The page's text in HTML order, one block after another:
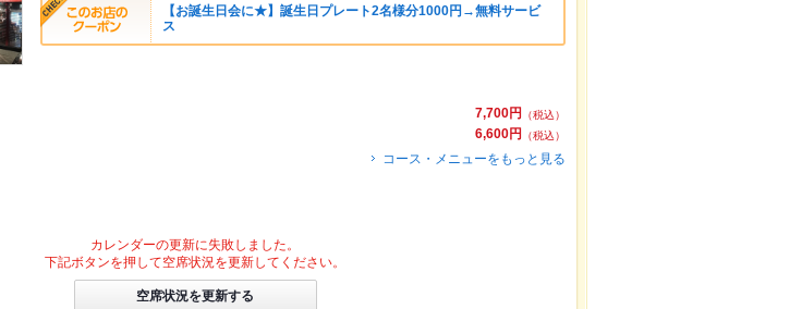
【お誕生日会に★】誕生日プレート2名様分1000円→無料サービ
ス
7,700円
（税込）
6,600円
（税込）
コース・メニューをもっと見る
カレンダーの更新に失敗しました。
下記ボタンを押して空席状況を更新してください。
空席状況を更新する